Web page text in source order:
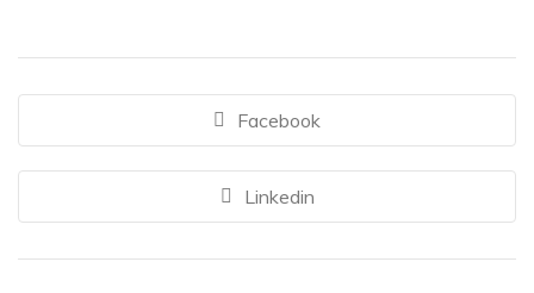
Facebook
Linkedin